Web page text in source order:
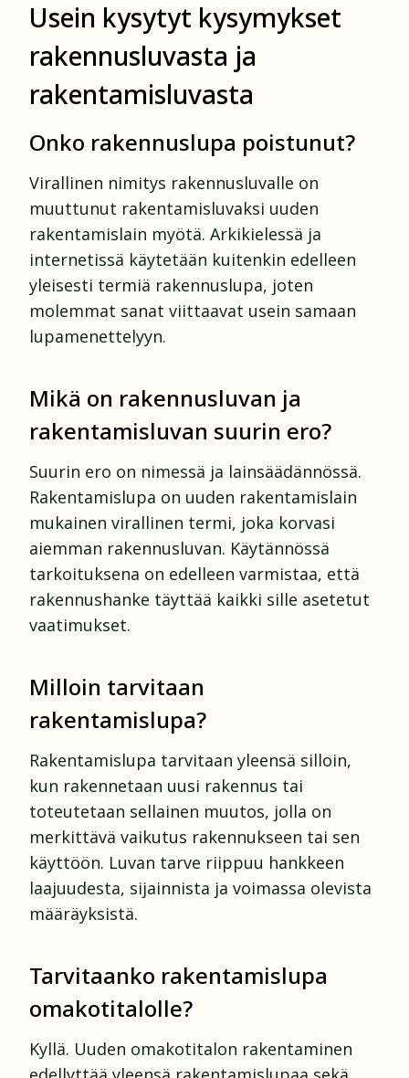
Usein kysytyt kysymykset
rakennusluvasta ja
rakentamisluvasta
Onko rakennuslupa poistunut?
Virallinen nimitys rakennusluvalle on
muuttunut rakentamisluvaksi uuden
rakentamislain myötä. Arkikielessä ja
internetissä käytetään kuitenkin edelleen
yleisesti termiä rakennuslupa, joten
molemmat sanat viittaavat usein samaan
lupamenettelyyn.
Mikä on rakennusluvan ja
rakentamisluvan suurin ero?
Suurin ero on nimessä ja lainsäädännössä.
Rakentamislupa on uuden rakentamislain
mukainen virallinen termi, joka korvasi
aiemman rakennusluvan. Käytännössä
tarkoituksena on edelleen varmistaa, että
rakennushanke täyttää kaikki sille asetetut
vaatimukset.
Milloin tarvitaan
rakentamislupa?
Rakentamislupa tarvitaan yleensä silloin,
kun rakennetaan uusi rakennus tai
toteutetaan sellainen muutos, jolla on
merkittävä vaikutus rakennukseen tai sen
käyttöön. Luvan tarve riippuu hankkeen
laajuudesta, sijainnista ja voimassa olevista
määräyksistä.
Tarvitaanko rakentamislupa
omakotitalolle?
Kyllä. Uuden omakotitalon rakentaminen